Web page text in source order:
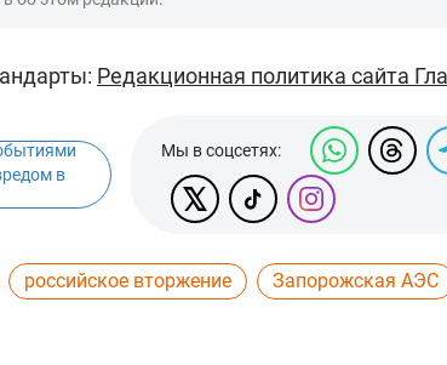
Редакционная политика сайта
в
Мы в соцсетях:
российское вторжение Запорожская АЭС